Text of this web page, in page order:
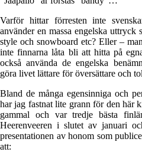
Varför hittar förresten inte
använder en massa engelska
style och snowboard etc? Eller –
inte finnarna låta bli att hitta på
också använda de engelska
göra livet lättare för översättare och
Bland de många egensinniga och
har jag fastnat lite grann för den här
gammal och var tredje bästa
Heerenveeren i slutet av januari
presentationen av honom som
att: